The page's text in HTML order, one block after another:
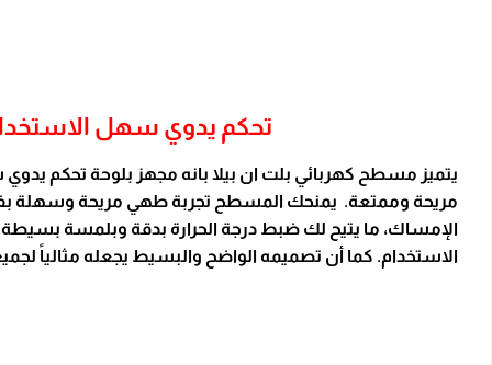
تحكم يدوي سهل
يتميز مسطح كهربائي بلت ان بيلا بانه مجهز بلوحة تحكم
مريحة وممتعة. يمنحك المسطح تجربة طهي مريحة وسهلة بفضل
الإمساك، ما يتيح لك ضبط درجة الحرارة بدقة وبلمسة بسيطة.
الاستخدام. كما أن تصميمه الواضح والبسيط يجعله مثالياً